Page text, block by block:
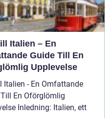
Italien – En
Guide Till En
Upplevelse
Italien - En Omfattande
En Oförglömlig
Italien, ett